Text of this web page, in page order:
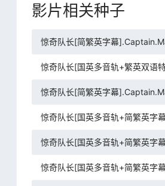
影片相关种子
惊奇队长[简繁英字幕
惊奇队长[国英多音轨+繁英双语
惊奇队长[简繁英字幕
惊奇队长[国英多音轨+简繁英字
惊奇队长[国英多音轨+简繁英字
惊奇队长[国英多音轨+简繁英字